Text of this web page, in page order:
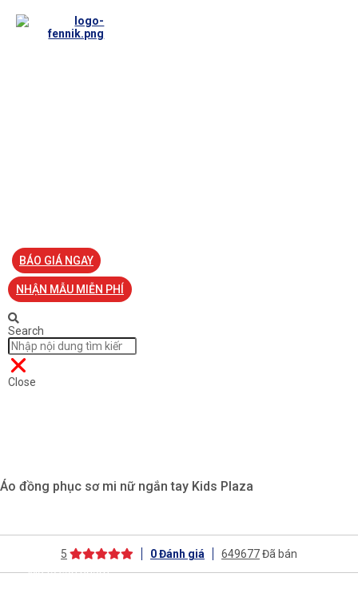
BÁO GIÁ NGAY
NHẬN MẪU MIỄN PHÍ
Search
Close
Áo đồng phục sơ mi nữ ngắn tay Kids Plaza
5 0Đánh giá 649677Đã bán
Mô tả sản phẩm